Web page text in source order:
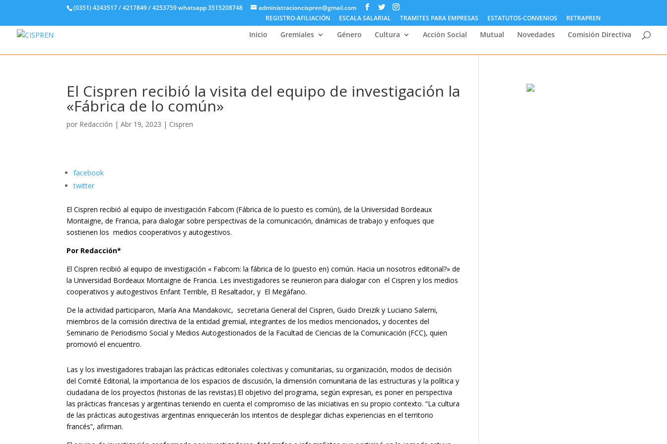
(0351) 4243517 / 4217849 / 4253759 whatsapp 3515208748
administracioncispren@gmail.com
REGISTRO-AFILIACIÓN
ESCALA SALARIAL TRAMITES PARA EMPRESAS ESTATUTOS-CONVENIOS RETRAPREN
Inicio Gremiales Género Cultura Acción Social Mutual Novedades Comisión Directiva
El Cispren recibió la visita del equipo de investigación la
«Fábrica de lo común»
por Redacción |Abr 19, 2023 | Cispren
facebook
twitter
El Cispren recibió al equipo de investigación Fabcom (Fábrica de lo puesto es común), de la Universidad Bordeaux
Montaigne, de Francia, para dialogar sobre perspectivas de la comunicación, dinámicas de trabajo y enfoques que
sostienen los medios cooperativos y autogestivos.
Por Redacción*
El Cispren recibió al equipo de investigación « Fabcom: la fábrica de lo (puesto en) común. Hacia un nosotros editorial?» de
la Universidad Bordeaux Montaigne de Francia. Les investigadores se reunieron para dialogar con el Cispren y los medios
cooperativos y autogestivos Enfant Terrible, El Resaltador, y El Megáfano.
De la actividad participaron, María Ana Mandakovic, secretaria General del Cispren, Guido Dreizik y Luciano Salerni,
miembros de la comisión directiva de la entidad gremial, integrantes de los medios mencionados, y docentes del
Seminario de Periodismo Social y Medios Autogestionados de la Facultad de Ciencias de la Comunicación (FCC), quien
promovió el encuentro.
Las y los investigadores trabajan las prácticas editoriales colectivas y comunitarias, su organización, modos de decisión
del Comité Editorial, la importancia de los espacios de discusión, la dimensión comunitaria de las estructuras y la política y
ciudadana de los proyectos (historias de las revistas).El objetivo del programa, según expresan, es poner en perspectiva
las prácticas francesas y argentinas teniendo en cuenta el compromiso de las iniciativas en su propio contexto. “La cultura
de las prácticas autogestivas argentinas enriquecerán los intentos de desplegar dichas experiencias en el territorio
francés”, afirman.